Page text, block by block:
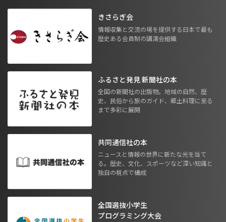
きさらぎ会
情報収集と交流の場を提供する日本で最も
歴史ある会員制の講演会組織
ふるさと発見 新聞社の本
全国の新聞社の出版物。地域の自然、歴
史、民俗から旅のガイド、郷土料理に至る
まで多彩に展開
共同通信社の本
ニュースと情報の世界に新たな光を当て
る。歴史、文化、スポーツなど深い知識と
独自の視点で構成
全国選抜小学生
プログラミング大会